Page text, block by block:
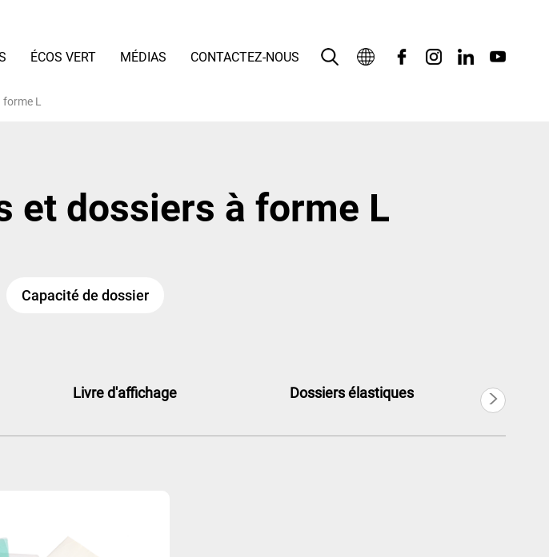
ÉCOS VERT MÉDIAS CONTACTEZ-NOUS
Deutsch
Português
L
et dossiers à forme L
Capacité de dossier
Livre d'affichage Dossiers élastiques >